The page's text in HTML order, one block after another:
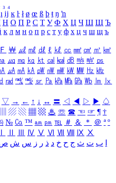
₃ ₄
ı ĳ ĸ ŀ ł ø œ ß þ ŧ ŋ ŉ
Н О П Р С Т У Ф Х Ц Ч Ш Щ Ъ
к л м н о п р с т у ф х ц ч ш щ ъ
Ｆ ￦ ㎕ ㎖ ㎗ ℓ ㎘ ㏄ ㎣ ㎤ ㎥ ㎦
㎍ ㎎ ㎏ ㏏ ㎈ ㎉ ㏈ ㎧ ㎨ ㎰
㎂ ㎃ ㎄ ㎺ ㎻ ㎽ ㎾ ㎿ ㎐ ㎑
㎭ ㎮ ㎯ ㏛ ㎩ ㎪ ㎫ ㎬ ㏝ ㏐
㏓
▽ → ← ↑ ↓ ↔ 〓 ◁ ◀ ▷ ▶ ♤
▨ ▧ ▦ ▩ ♨ ☏ ☎ ☜ ☞ ¶ †
№ ㏇ ™ ㏂ ㏘ ℡ ＃ ＆ ＊ ＠ ª º
Ⅳ Ⅴ Ⅵ Ⅶ Ⅷ Ⅸ Ⅹ
ب ت ث ج ح خ د ذ ر ز س ش